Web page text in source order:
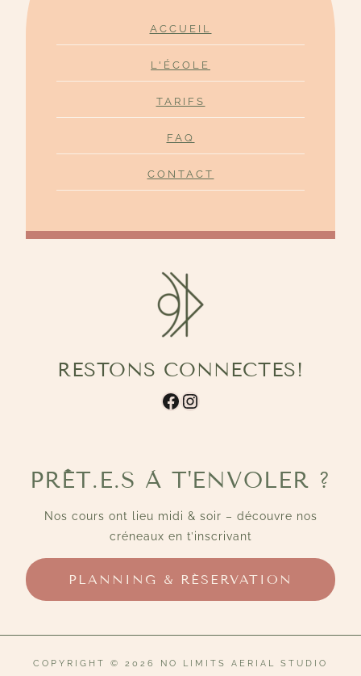
ACCUEIL
L'ÉCOLE
TARIFS
FAQ
CONTACT
RESTONS CONNECTES!
Facebook
Instagram
PRÊT.E.S À T'ENVOLER ?
Nos cours ont lieu midi & soir – découvre nos
créneaux en t’inscrivant
PLANNING & RÉSERVATION
COPYRIGHT © 2026 NO LIMITS AERIAL STUDIO